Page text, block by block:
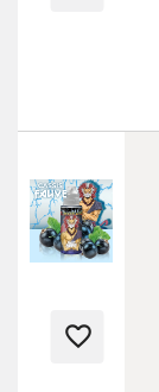
favorite_border